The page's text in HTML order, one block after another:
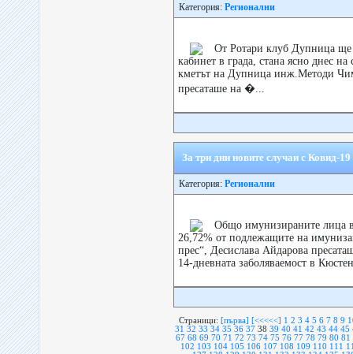
Категория: Регионални
От Ротари клуб Дупница ще
кабинет в града, стана ясно днес
кметът на Дупница инж.Методи
пресаташе на �...
За три дни новите случаи с Ковид-
Категория: Регионални
Общо имунизираните лица в
26,72% от подлежащите на
прес“, Десислава Aйдарова
14-дневната заболяваемост в
Страници: [първа] [<<<<<] 1 2 3 4 5 6 7 8 9
31 32 33 34 35 36 37 38 39 40 41 42 43 44 45
67 68 69 70 71 72 73 74 75 76 77 78 79 80 81
102 103 104 105 106 107 108 109 110 111